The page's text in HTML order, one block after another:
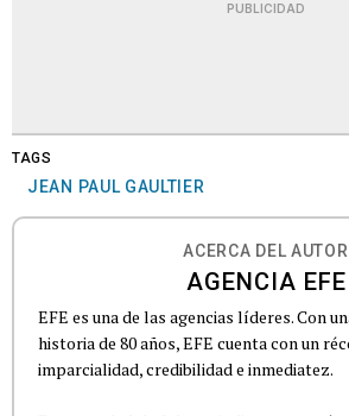
PUBLICIDAD
TAGS
JEAN PAUL GAULTIER
ACERCA DEL AUTOR
AGENCIA EFE
EFE es una de las agencias líderes. Con
historia de 80 años, EFE cuenta con un
imparcialidad, credibilidad e inmediatez.